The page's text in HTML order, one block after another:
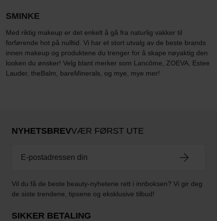
SMINKE
Med riktig makeup er det enkelt å gå fra naturlig vakker til
forførende hot på nulltid. Vi har et stort utvalg av de beste brands
innen makeup og produktene du trenger for å skape nøyaktig den
looken du ønsker! Velg blant merker som Lancôme, ZOEVA, Estee
Lauder, theBalm, bareMinerals, og mye, mye mer!
NYHETSBREVVÆR FØRST UTE
Vil du få de beste beauty-nyhetene rett i innboksen? Vi gir deg
de siste trendene, tipsene og eksklusive tilbud!
SIKKER BETALING